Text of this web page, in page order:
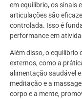
em equilíbrio, os sinais
articulações são
controlada. Isso é
performance em
Além disso, o
externos, como a
alimentação saudável
meditação e a
corpo e a mente,